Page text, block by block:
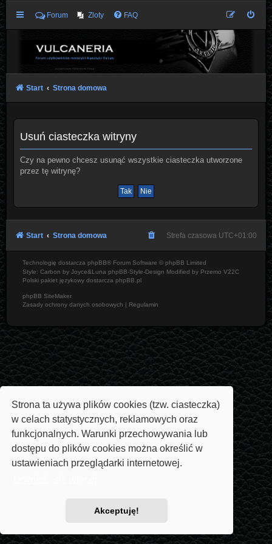
Strona ta używa plików cookies (tzw. ciasteczka)
w celach statystycznych, reklamowych oraz
funkcjonalnych. Warunki przechowywania lub
dostępu do plików cookies można określić w
ustawieniach przeglądarki internetowej.
Akceptuję!
Forum Zloty FAQ
Start Strona domowa
Usuń ciasteczka witryny
Czy na pewno chcesz usunąć wszystkie ciasteczka utworzone
przez tę witrynę?
Start Strona domowa Strefa czasowa UTC+01:00
Technologię dostarcza phpBB® Forum Software © phpBB Limited
Style: Carbon by Joyce&Luna phpBB-Style-Design Modified by Przemo V22C
Polski pakiet językowy dostarcza phpBB.pl
phpBB SiteMaker
Zasady ochrony danych osobowych | Regulamin